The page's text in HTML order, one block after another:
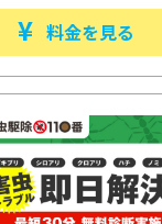
¥ 料金を見る